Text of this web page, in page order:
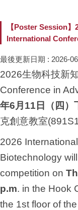
【Poster Session
International
最後更新日期 : 2026-
2026生物科技新
Conference in
年6月11日（四）
克創意教室
2026
Biotechnology
competition on
p.m. in the Hook
the 1st floor of